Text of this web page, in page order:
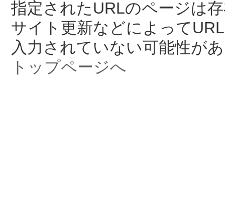
指定されたURLのページは
サイト更新などによって
入力されていない可能性が
トップページへ